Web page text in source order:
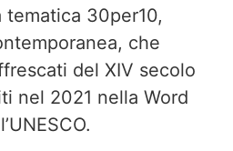
30per10,
che
del XIV secolo
nel 2021 nella Word